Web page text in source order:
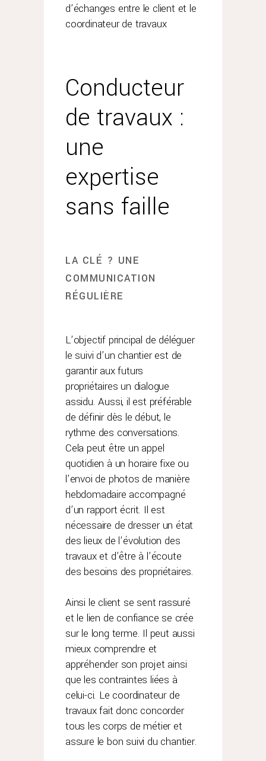
d’échanges entre le client et le
coordinateur de travaux
Conducteur
de travaux :
une
expertise
sans faille
LA CLÉ ? UNE
COMMUNICATION
RÉGULIÈRE
L’objectif principal de déléguer
le suivi d’un chantier est de
garantir aux futurs
propriétaires un dialogue
assidu. Aussi, il est préférable
de définir dès le début, le
rythme des conversations.
Cela peut être un appel
quotidien à un horaire fixe ou
l’envoi de photos de manière
hebdomadaire accompagné
d’un rapport écrit. Il est
nécessaire de dresser un état
des lieux de l’évolution des
travaux et d’être à l’écoute
des besoins des propriétaires.
Ainsi le client se sent rassuré
et le lien de confiance se crée
sur le long terme. Il peut aussi
mieux comprendre et
appréhender son projet ainsi
que les contraintes liées à
celui-ci. Le coordinateur de
travaux fait donc concorder
tous les corps de métier et
assure le bon suivi du chantier.